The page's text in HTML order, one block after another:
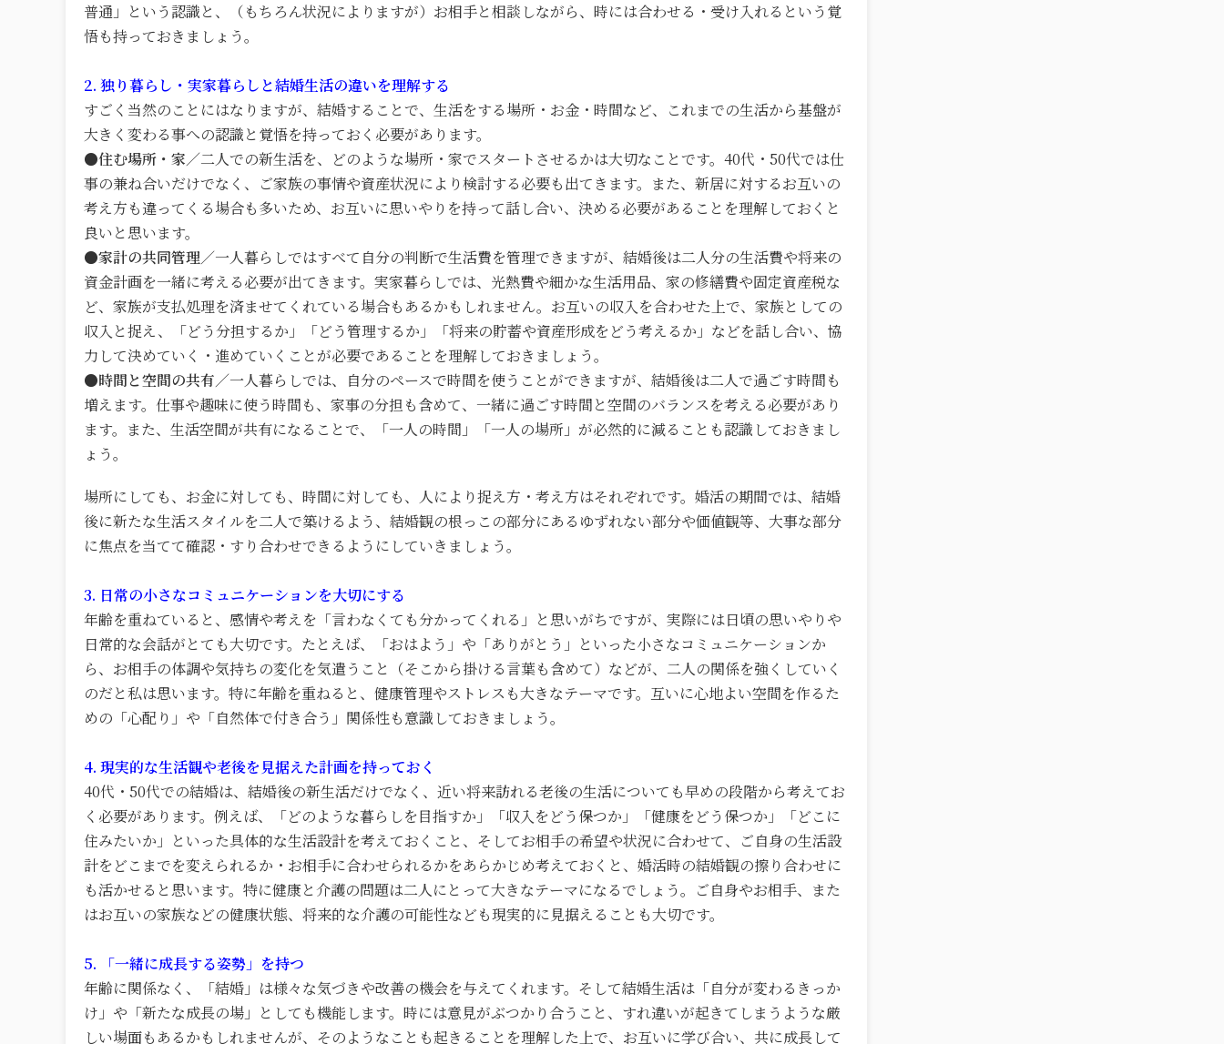
普通」という認識と、（もちろん状況によりますが）お相手と相談しながら、時には合わせる・受け入れるという覚
悟も持っておきましょう。
2. 独り暮らし・実家暮らしと結婚生活の違いを理解する
すごく当然のことにはなりますが、結婚することで、生活をする場所・お金・時間など、これまでの生活から基盤が
大きく変わる事への認識と覚悟を持っておく必要があります。
●住む場所・家／二人での新生活を、どのような場所・家でスタートさせるかは大切なことです。40代・50代では仕
事の兼ね合いだけでなく、ご家族の事情や資産状況により検討する必要も出てきます。また、新居に対するお互いの
考え方も違ってくる場合も多いため、お互いに思いやりを持って話し合い、決める必要があることを理解しておくと
良いと思います。
●家計の共同管理／一人暮らしではすべて自分の判断で生活費を管理できますが、結婚後は二人分の生活費や将来の
資金計画を一緒に考える必要が出てきます。実家暮らしでは、光熱費や細かな生活用品、家の修繕費や固定資産税な
ど、家族が支払処理を済ませてくれている場合もあるかもしれません。お互いの収入を合わせた上で、家族としての
収入と捉え、「どう分担するか」「どう管理するか」「将来の貯蓄や資産形成をどう考えるか」などを話し合い、協
力して決めていく・進めていくことが必要であることを理解しておきましょう。
●時間と空間の共有／一人暮らしでは、自分のペースで時間を使うことができますが、結婚後は二人で過ごす時間も
増えます。仕事や趣味に使う時間も、家事の分担も含めて、一緒に過ごす時間と空間のバランスを考える必要があり
ます。また、生活空間が共有になることで、「一人の時間」「一人の場所」が必然的に減ることも認識しておきまし
ょう。
場所にしても、お金に対しても、時間に対しても、人により捉え方・考え方はそれぞれです。婚活の期間では、結婚
後に新たな生活スタイルを二人で築けるよう、結婚観の根っこの部分にあるゆずれない部分や価値観等、大事な部分
に焦点を当てて確認・すり合わせできるようにしていきましょう。
3. 日常の小さなコミュニケーションを大切にする
年齢を重ねていると、感情や考えを「言わなくても分かってくれる」と思いがちですが、実際には日頃の思いやりや
日常的な会話がとても大切です。たとえば、「おはよう」や「ありがとう」といった小さなコミュニケーションか
ら、お相手の体調や気持ちの変化を気遣うこと（そこから掛ける言葉も含めて）などが、二人の関係を強くしていく
のだと私は思います。特に年齢を重ねると、健康管理やストレスも大きなテーマです。互いに心地よい空間を作るた
めの「心配り」や「自然体で付き合う」関係性も意識しておきましょう。
4. 現実的な生活観や老後を見据えた計画を持っておく
40代・50代での結婚は、結婚後の新生活だけでなく、近い将来訪れる老後の生活についても早めの段階から考えてお
く必要があります。例えば、「どのような暮らしを目指すか」「収入をどう保つか」「健康をどう保つか」「どこに
住みたいか」といった具体的な生活設計を考えておくこと、そしてお相手の希望や状況に合わせて、ご自身の生活設
計をどこまでを変えられるか・お相手に合わせられるかをあらかじめ考えておくと、婚活時の結婚観の擦り合わせに
も活かせると思います。特に健康と介護の問題は二人にとって大きなテーマになるでしょう。ご自身やお相手、また
はお互いの家族などの健康状態、将来的な介護の可能性なども現実的に見据えることも大切です。
5. 「一緒に成長する姿勢」を持つ
年齢に関係なく、「結婚」は様々な気づきや改善の機会を与えてくれます。そして結婚生活は「自分が変わるきっか
け」や「新たな成長の場」としても機能します。時には意見がぶつかり合うこと、すれ違いが起きてしまうような厳
しい場面もあるかもしれませんが、そのようなことも起きることを理解した上で、お互いに学び合い、共に成長して